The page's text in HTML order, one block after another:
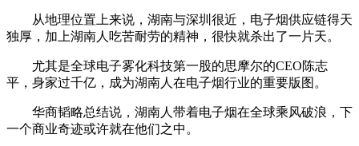
从地理位置上来说，湖南与深圳很近，电子烟供应链得天
独厚，加上湖南人吃苦耐劳的精神，很快就杀出了一片天。
尤其是全球电子雾化科技第一股的思摩尔的CEO陈志
平，身家过千亿，成为湖南人在电子烟行业的重要版图。
华商韬略总结说，湖南人带着电子烟在全球乘风破浪，下
一个商业奇迹或许就在他们之中。